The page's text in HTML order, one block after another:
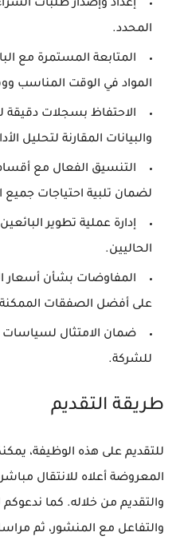
المحدد.
المتابعة المستمرة مع
المواد في الوقت المناسب
الاحتفاظ بسجلات دقيقة
والبيانات المقارنة لتحليل
التنسيق الفعال مع أقسام
لضمان تلبية احتياجات جميع
إدارة عملية تطوير
الحاليين.
المفاوضات بشأن أسعار
على أفضل الصفقات
ضمان الامتثال لسياسات
للشركة.
طريقة التقديم
للتقديم على هذه الوظيفة،
المعروضة أعلاه للانتقال
والتقديم من خلاله. كما
والتفاعل مع المنشور، ثم